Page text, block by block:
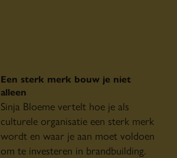
Een sterk merk bouw je niet
alleen
Sinja Bloeme vertelt hoe je als
culturele organisatie een sterk merk
wordt en waar je aan moet voldoen
om te investeren in brandbuilding.